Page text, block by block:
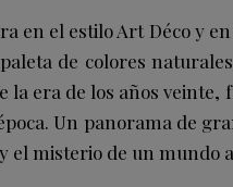
en el estilo Art Déco y
de colores
la era de los años veinte,
Un panorama de
el misterio de un mundo